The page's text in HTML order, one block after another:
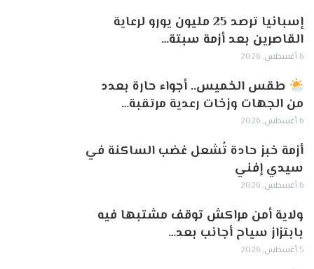
إسبانيا ترصد 25 مليون يورو لرعاية
القاصرين بعد أزمة سبتة…
6 أغسطس, 2026
طقس الخميس.. أجواء حارة بعدد
من الجهات وزخات رعدية مرتقبة…
6 أغسطس, 2026
أزمة خبز حادة تُشعل غضب الساكنة في
سيدي إفني
6 أغسطس, 2026
ولاية أمن مراكش توقف مشتبها فيه
بابتزاز سياح أجانب بعد…
5 أغسطس, 2026